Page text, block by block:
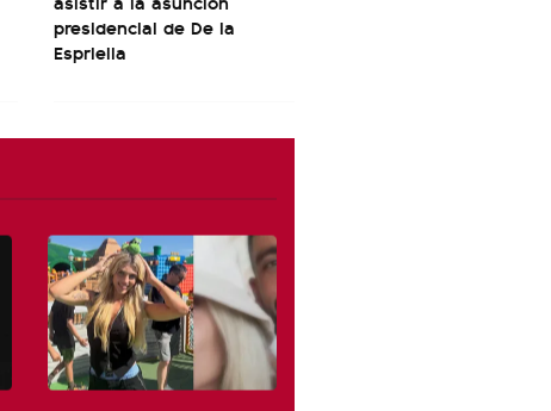
presidencial de De la
Espriella